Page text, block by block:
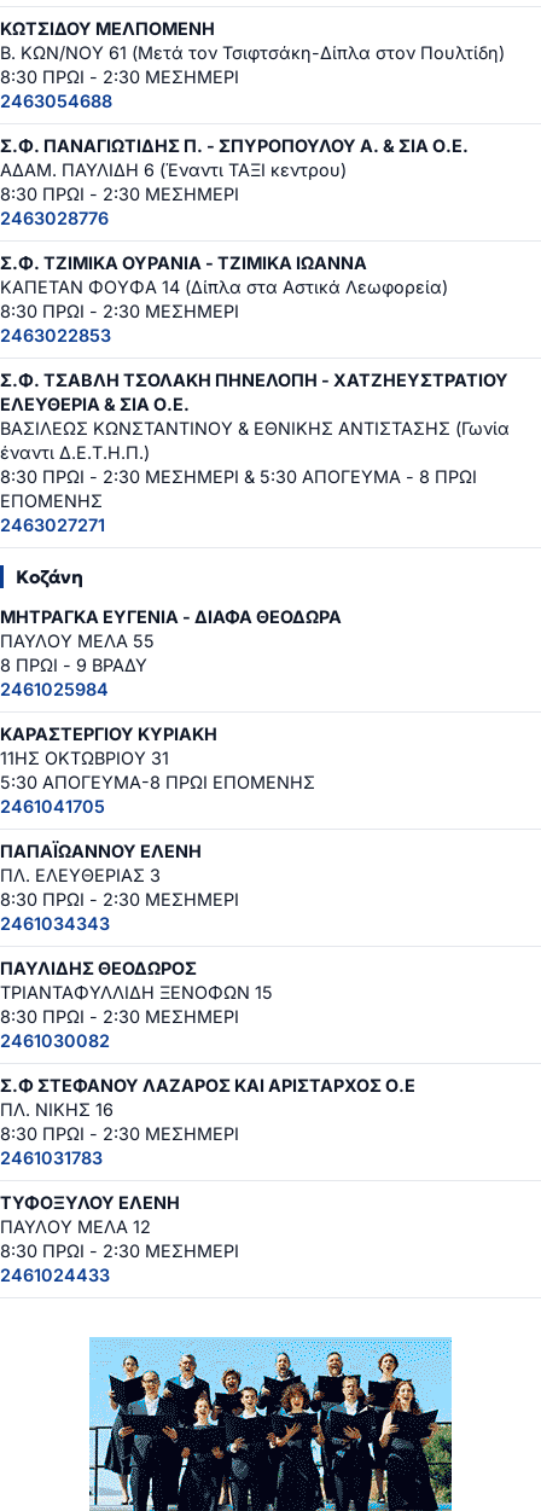
ΚΩΤΣΙΔΟΥ ΜΕΛΠΟΜΕΝΗ
Β. ΚΩΝ/ΝΟΥ 61 (Μετά τον Τσιφτσάκη-Δίπλα στον Πουλτίδη)
8:30 ΠΡΩΙ - 2:30 ΜΕΣΗΜΕΡΙ
2463054688
Σ.Φ. ΠΑΝΑΓΙΩΤΙΔΗΣ Π. - ΣΠΥΡΟΠΟΥΛΟΥ Α. & ΣΙΑ Ο.Ε.
ΑΔΑΜ. ΠΑΥΛΙΔΗ 6 (Έναντι ΤΑΞΙ κεντρου)
8:30 ΠΡΩΙ - 2:30 ΜΕΣΗΜΕΡΙ
2463028776
Σ.Φ. ΤΖΙΜΙΚΑ ΟΥΡΑΝΙΑ - ΤΖΙΜΙΚΑ ΙΩΑΝΝΑ
ΚΑΠΕΤΑΝ ΦΟΥΦΑ 14 (Δίπλα στα Αστικά Λεωφορεία)
8:30 ΠΡΩΙ - 2:30 ΜΕΣΗΜΕΡΙ
2463022853
Σ.Φ. ΤΣΑΒΛΗ ΤΣΟΛΑΚΗ ΠΗΝΕΛΟΠΗ - ΧΑΤΖΗΕΥΣΤΡΑΤΙΟΥ
ΕΛΕΥΘΕΡΙΑ & ΣΙΑ Ο.Ε.
ΒΑΣΙΛΕΩΣ ΚΩΝΣΤΑΝΤΙΝΟΥ & ΕΘΝΙΚΗΣ ΑΝΤΙΣΤΑΣΗΣ (Γωνία
έναντι Δ.Ε.Τ.Η.Π.)
8:30 ΠΡΩΙ - 2:30 ΜΕΣΗΜΕΡΙ & 5:30 ΑΠΟΓΕΥΜΑ - 8 ΠΡΩΙ
ΕΠΟΜΕΝΗΣ
2463027271
Κοζάνη
ΜΗΤΡΑΓΚΑ ΕΥΓΕΝΙΑ - ΔΙΑΦΑ ΘΕΟΔΩΡΑ
ΠΑΥΛΟΥ ΜΕΛΑ 55
8 ΠΡΩΙ - 9 ΒΡΑΔΥ
2461025984
ΚΑΡΑΣΤΕΡΓΙΟΥ ΚΥΡΙΑΚΗ
11ΗΣ ΟΚΤΩΒΡΙΟΥ 31
5:30 ΑΠΟΓΕΥΜΑ-8 ΠΡΩΙ ΕΠΟΜΕΝΗΣ
2461041705
ΠΑΠΑΪΩΑΝΝΟΥ ΕΛΕΝΗ
ΠΛ. ΕΛΕΥΘΕΡΙΑΣ 3
8:30 ΠΡΩΙ - 2:30 ΜΕΣΗΜΕΡΙ
2461034343
ΠΑΥΛΙΔΗΣ ΘΕΟΔΩΡΟΣ
ΤΡΙΑΝΤΑΦΥΛΛΙΔΗ ΞΕΝΟΦΩΝ 15
8:30 ΠΡΩΙ - 2:30 ΜΕΣΗΜΕΡΙ
2461030082
Σ.Φ ΣΤΕΦΑΝΟΥ ΛΑΖΑΡΟΣ ΚΑΙ ΑΡΙΣΤΑΡΧΟΣ Ο.Ε
ΠΛ. ΝΙΚΗΣ 16
8:30 ΠΡΩΙ - 2:30 ΜΕΣΗΜΕΡΙ
2461031783
ΤΥΦΟΞΥΛΟΥ ΕΛΕΝΗ
ΠΑΥΛΟΥ ΜΕΛΑ 12
8:30 ΠΡΩΙ - 2:30 ΜΕΣΗΜΕΡΙ
2461024433